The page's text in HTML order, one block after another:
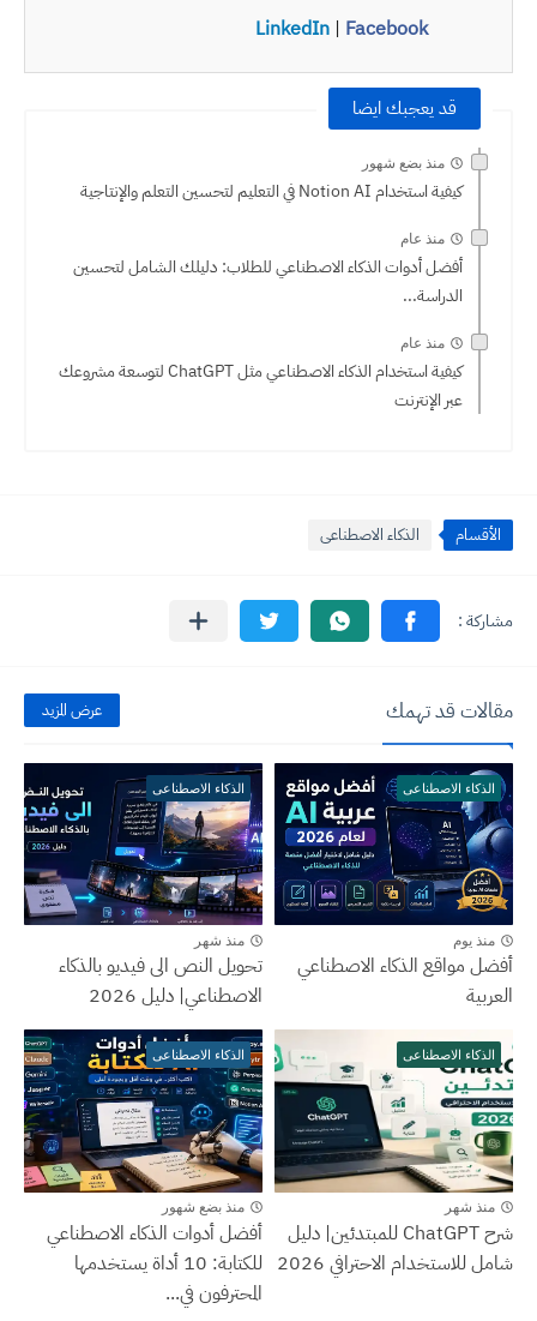
LinkedIn | Facebook
قد يعجبك ايضا
منذ بضع شهور
كيفية استخدام Notion AI في التعليم لتحسين التعلم والإنتاجية
منذ عام
أفضل أدوات الذكاء الاصطناعي للطلاب: دليلك الشامل لتحسين
الدراسة...
منذ عام
كيفية استخدام الذكاء الاصطناعي مثل ChatGPT لتوسعة مشروعك
عبر الإنترنت
الأقسام الذكاء الاصطناعى
مقالات قد تهمك عرض المزيد
الذكاء الاصطناعى
منذ يوم
أفضل مواقع الذكاء الاصطناعي
العربية
الذكاء الاصطناعى
منذ شهر
تحويل النص الى فيديو بالذكاء
الاصطناعي| دليل 2026
الذكاء الاصطناعى
منذ شهر
شرح ChatGPT للمبتدئين| دليل
شامل للاستخدام الاحترافي 2026
الذكاء الاصطناعى
منذ بضع شهور
أفضل أدوات الذكاء الاصطناعي
للكتابة: 10 أداة يستخدمها
المحترفون في...